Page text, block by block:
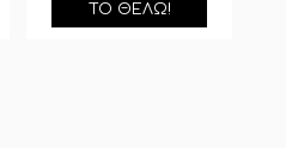
ΤΟ ΘΈΛΩ!